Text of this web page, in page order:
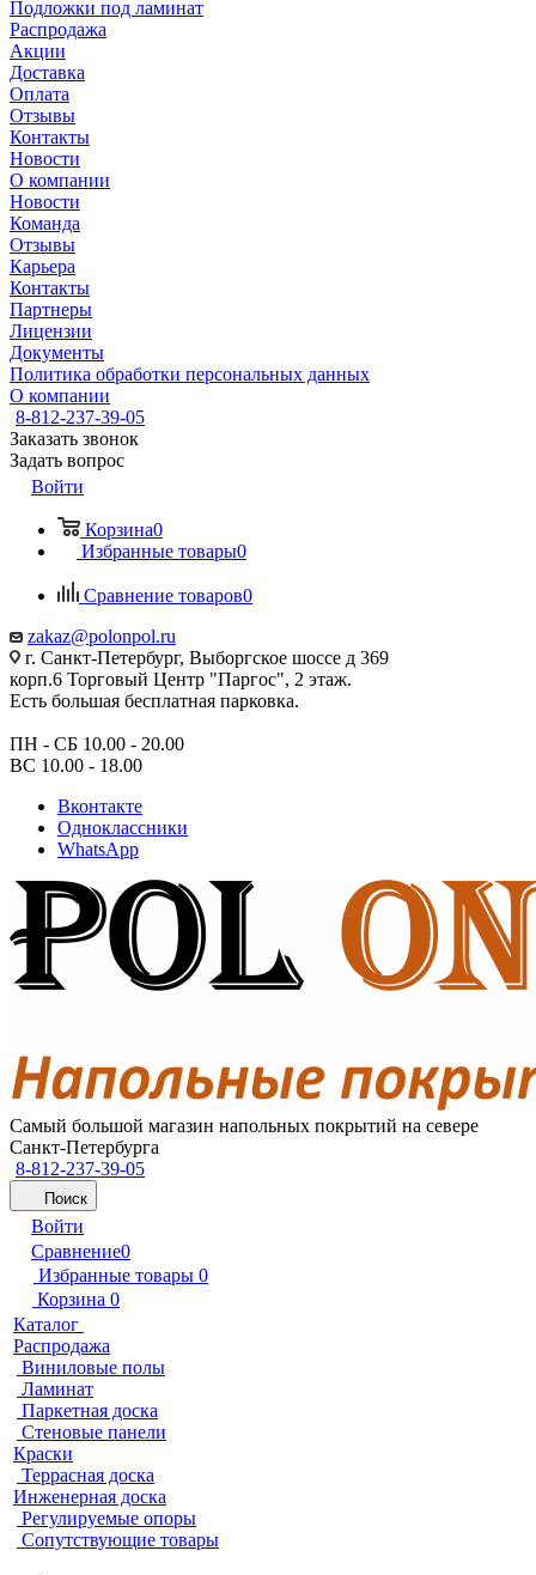
Подложки под ламинат
Распродажа
Акции
Доставка
Оплата
Отзывы
Контакты
Новости
О компании
Новости
Команда
Отзывы
Карьера
Контакты
Партнеры
Лицензии
Документы
Политика обработки персональных данных
О компании
8-812-237-39-05
Заказать звонок
Задать вопрос
Войти
Корзина0
Избранные товары0
Сравнение товаров0
zakaz@polonpol.ru
г. Санкт-Петербург, Выборгское шоссе д 369
корп.6 Торговый Центр "Паргос", 2 этаж.
Есть большая бесплатная парковка.
ПН - СБ 10.00 - 20.00
ВС 10.00 - 18.00
Вконтакте
Одноклассники
WhatsApp
Самый большой магазин напольных покрытий на севере
Санкт-Петербурга
8-812-237-39-05
Поиск
Войти
Сравнение0
Избранные товары 0
Корзина 0
Каталог
Распродажа
Виниловые полы
Ламинат
Паркетная доска
Стеновые панели
Краски
Террасная доска
Инженерная доска
Регулируемые опоры
Сопутствующие товары